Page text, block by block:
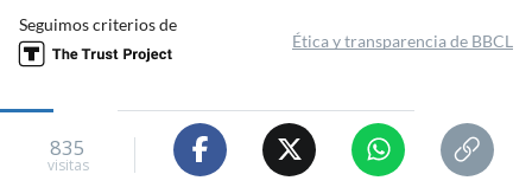
Seguimos criterios de
Ética y transparencia de BBCL
835
visitas